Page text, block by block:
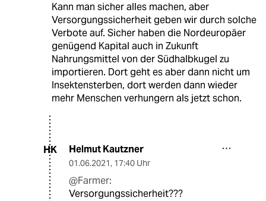
Kann man sicher alles machen, aber
Versorgungssicherheit geben wir durch solche
Verbote auf. Sicher haben die Nordeuropäer
genügend Kapital auch in Zukunft
Nahrungsmittel von der Südhalbkugel zu
importieren. Dort geht es aber dann nicht um
Insektensterben, dort werden dann wieder
mehr Menschen verhungern als jetzt schon.
HK Helmut Kautzner
01.06.2021, 17:40 Uhr
@Farmer:
Versorgungssicherheit???